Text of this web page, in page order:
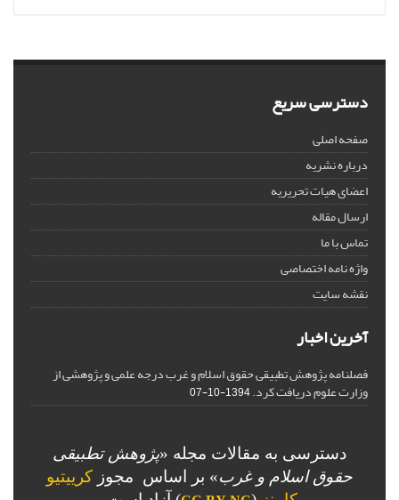
دسترسی سریع
صفحه اصلی
درباره نشریه
اعضای هیات تحریریه
ارسال مقاله
تماس با ما
واژه نامه اختصاصی
نقشه سایت
آخرین اخبار
فصلنامه پژوهش تطبیقی حقوق اسلام و غرب درجه علمی و پژوهشی از
وزارت علوم دریافت کرد.1394-10-07
دسترسی به مقالات مجله «پژوهش تطبیقی
حقوق اسلام و غرب» بر اساس مجوز کرییتیو